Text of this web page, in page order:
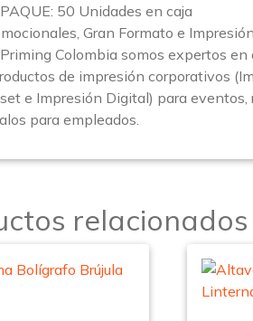
50 Unidades en caja
Gran Formato e
Colombia somos expertos
de impresión corporativos
e Impresión Digital) para eventos,
para empleados.
relacionados